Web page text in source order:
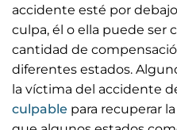
accidente esté por
culpa, él o ella puede ser
cantidad de
diferentes estados.
la víctima del accidente
culpable para recuperar